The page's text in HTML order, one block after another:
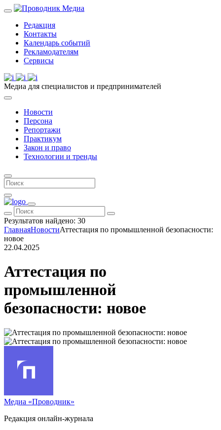
Редакция
Контакты
Календарь событий
Рекламодателям
Сервисы
Медиа для специалистов и предпринимателей
Новости
Персона
Репортажи
Практикум
Закон и право
Технологии и тренды
Результатов найдено: 30
ГлавнаяНовостиАттестация по промышленной безопасности:
новое
22.04.2025
Аттестация по
промышленной
безопасности: новое
Медиа «Проводник»
Редакция онлайн-журнала